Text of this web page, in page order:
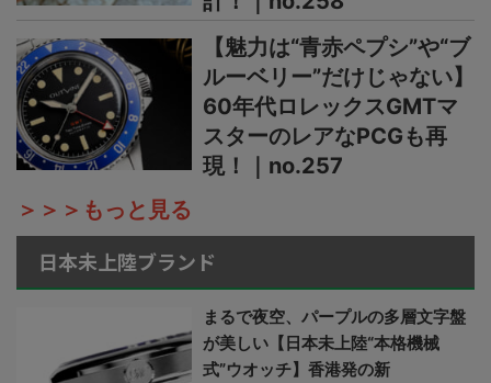
【魅力は“青赤ペプシ”や“ブ
ルーベリー”だけじゃない】
60年代ロレックスGMTマ
スターのレアなPCGも再
現！｜no.257
＞＞＞もっと見る
日本未上陸ブランド
まるで夜空、パープルの多層文字盤
が美しい【日本未上陸“本格機械
式”ウオッチ】香港発の新